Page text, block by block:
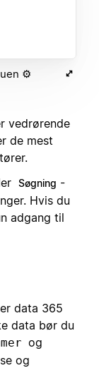
⚙️
vedrørende
de mest
Søgning -
Hvis du
adgang til
data 365
data bør du
og
og